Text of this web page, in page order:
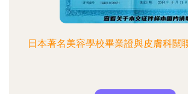
日本著名美容學校畢業證與皮膚科關